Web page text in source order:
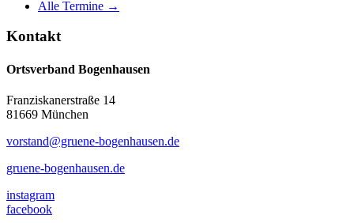
Alle Termine →
Kontakt
Ortsverband Bogenhausen
Franziskanerstraße 14
81669 München
vorstand@gruene-bogenhausen.de
gruene-bogenhausen.de
instagram
facebook